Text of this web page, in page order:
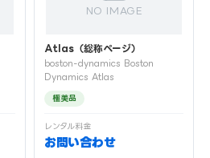
NO IMAGE
Atlas（総称ページ）
boston-dynamics Boston
Dynamics Atlas
極美品
レンタル料金
お問い合わせ